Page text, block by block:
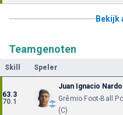
Bekijk
Teamgenoten
Skill Speler
63.3
70.1
Juan Ignacio
Grêmio Foot-Ball
(C)